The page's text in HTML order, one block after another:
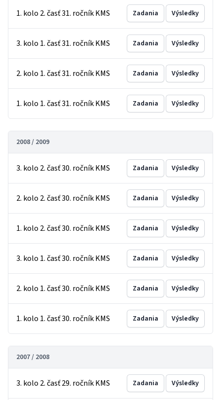
1. kolo 2. časť 31. ročník KMS Zadania Výsledky
3. kolo 1. časť 31. ročník KMS Zadania Výsledky
2. kolo 1. časť 31. ročník KMS Zadania Výsledky
1. kolo 1. časť 31. ročník KMS Zadania Výsledky
2008 / 2009
3. kolo 2. časť 30. ročník KMS Zadania Výsledky
2. kolo 2. časť 30. ročník KMS Zadania Výsledky
1. kolo 2. časť 30. ročník KMS Zadania Výsledky
3. kolo 1. časť 30. ročník KMS Zadania Výsledky
2. kolo 1. časť 30. ročník KMS Zadania Výsledky
1. kolo 1. časť 30. ročník KMS Zadania Výsledky
2007 / 2008
3. kolo 2. časť 29. ročník KMS Zadania Výsledky